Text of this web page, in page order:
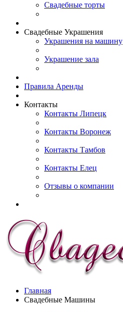
Свадебные торты
Свадебные Украшения
Украшения на машину
Украшение зала
Правила Аренды
Контакты
Контакты Липецк
Контакты Воронеж
Контакты Тамбов
Контакты Елец
Отзывы о компании
Главная
Свадебные Машины